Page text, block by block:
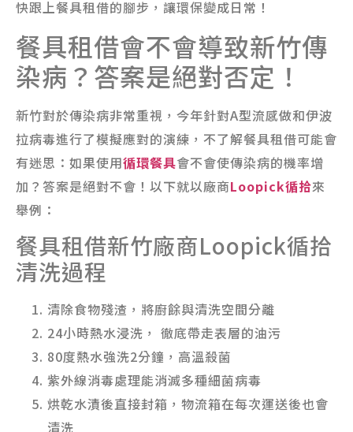
快跟上餐具租借的腳步，讓環保變成日常！
餐具租借會不會導致新竹傳
染病？答案是絕對否定！
新竹對於傳染病非常重視，今年針對A型流感做和伊波
拉病毒進行了模擬應對的演練，不了解餐具租借可能會
有迷思：如果使用循環餐具會不會使傳染病的機率增
加？答案是絕對不會！以下就以廠商Loopick循拾來
舉例：
餐具租借新竹廠商Loopick循拾
清洗過程
清除食物殘渣，將廚餘與清洗空間分離
24小時熱水浸洗， 徹底帶走表層的油污
80度熱水強洗2分鐘，高溫殺菌
紫外線消毒處理能消滅多種細菌病毒
烘乾水漬後直接封箱，物流箱在每次運送後也會
清洗